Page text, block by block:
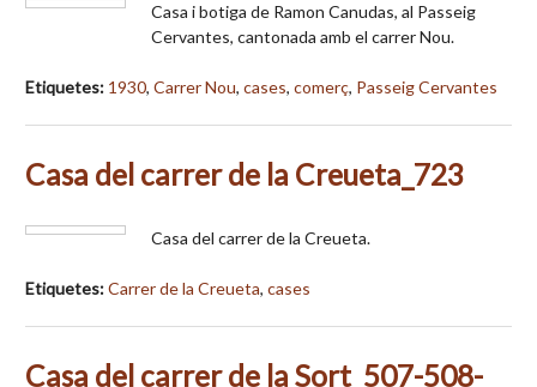
Casa i botiga de Ramon Canudas, al Passeig
Cervantes, cantonada amb el carrer Nou.
Etiquetes: 1930, Carrer Nou, cases, comerç, Passeig Cervantes
Casa del carrer de la Creueta_723
Casa del carrer de la Creueta.
Etiquetes:Carrer de la Creueta, cases
Casa del carrer de la Sort_507-508-